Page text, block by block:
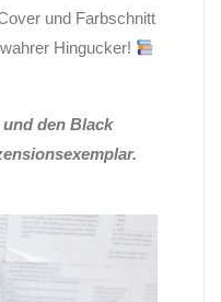
und Farbschnitt
Hingucker!
den Black